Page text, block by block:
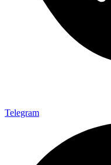
Telegram